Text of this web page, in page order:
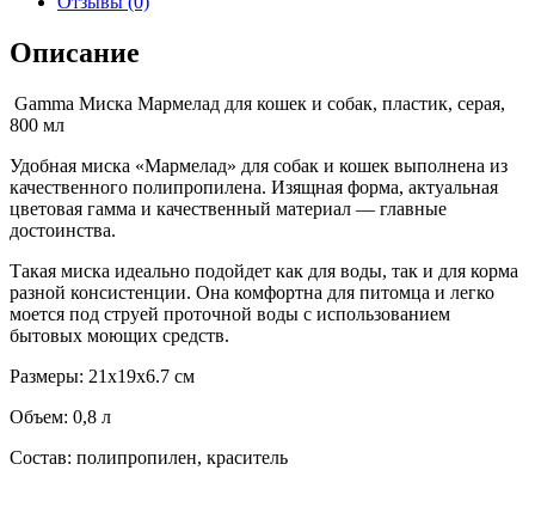
Описание
Gamma Миска Мармелад для кошек и собак, пластик, серая,
800 мл
Удобная миска «Мармелад» для собак и кошек выполнена из
качественного полипропилена. Изящная форма, актуальная
цветовая гамма и качественный материал — главные
достоинства.
Такая миска идеально подойдет как для воды, так и для корма
разной консистенции. Она комфортна для питомца и легко
моется под струей проточной воды с использованием
бытовых моющих средств.
Размеры: 21x19x6.7 см
Объем: 0,8 л
Состав: полипропилен, краситель